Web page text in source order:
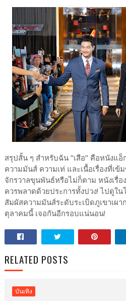
สรุปสั้น ๆ สำหรับฉัน "เสือ" คือหนังแอ็
ความมันส์ ความเท่ และเนื้อเรื่องที่เ
จักรวาลขุนพันธ์หรือไม่ก็ตาม หนังเรื่
ควรพลาดด้วยประการทั้งปวง! ไปดูใน
สัมผัสความมันส์ระดับระเบิดภูเขาเผ
ตุลาคมนี้ เจอกันอีกรอบแน่นอน!
RELATED POSTS
บันเทิง